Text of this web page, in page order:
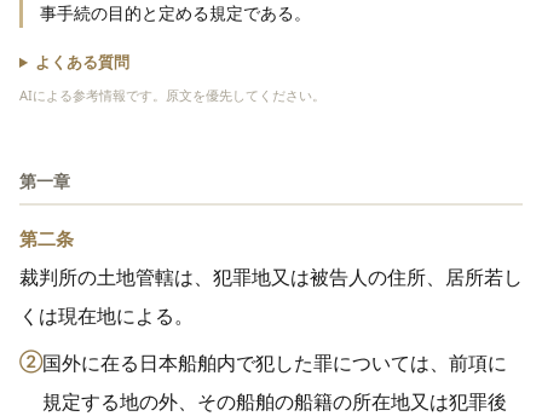
事手続の目的と定める規定である。
よくある質問
AIによる参考情報です。原文を優先してください。
第一章
第二条
裁判所の土地管轄は、犯罪地又は被告人の住所、居所若し
くは現在地による。
②国外に在る日本船舶内で犯した罪については、前項に
規定する地の外、その船舶の船籍の所在地又は犯罪後